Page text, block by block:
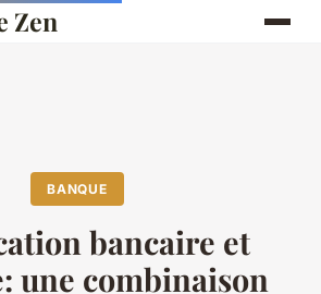
Zen
BANQUE
bancaire et
une combinaison